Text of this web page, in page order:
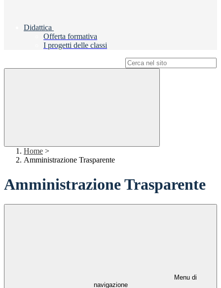
Didattica
Offerta formativa
I progetti delle classi
Home >
Amministrazione Trasparente
Amministrazione Trasparente
Menu di
navigazione